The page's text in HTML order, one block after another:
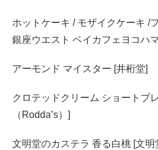
ホットケーキ / モザイクケーキ /
銀座ウエスト ベイカフェヨコハ
アーモンド マイスター [井桁堂]
クロテッドクリーム ショートブ
（Rodda’s）]
文明堂のカステラ 香る白桃 [文明